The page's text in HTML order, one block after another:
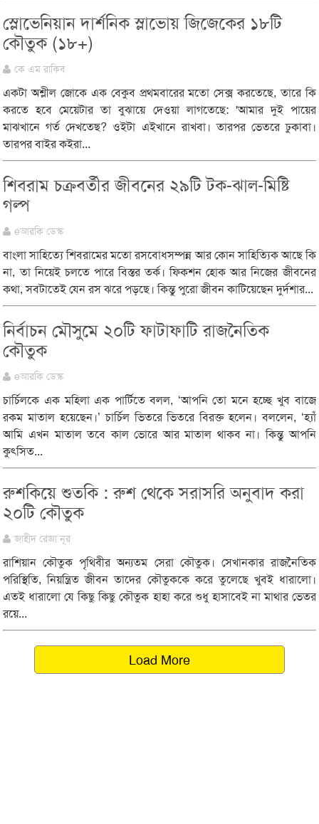
স্লোভেনিয়ান দার্শনিক স্লাভোয় জিজেকের ১৮টি
কৌতুক (১৮+)
কে এম রাকিব
একটা অশ্লীল জোকে এক বেকুব প্রথমবারের মতো সেক্স করতেছে, তারে কি
করতে হবে মেয়েটার তা বুঝায়ে দেওয়া লাগতেছে: 'আমার দুই পায়ের
মাঝখানে গর্ত দেখতেছ? ওইটা এইখানে রাখবা। তারপর ভেতরে ঢুকাবা।
তারপর বাইর কইরা...
শিবরাম চক্রবর্তীর জীবনের ২৯টি টক-ঝাল-মিষ্টি
গল্প
eআরকি ডেস্ক
বাংলা সাহিত্যে শিবরামের মতো রসবোধসম্পন্ন আর কোন সাহিত্যিক আছে কি
না, তা নিয়েই চলতে পারে বিস্তর তর্ক। ফিকশন হোক আর নিজের জীবনের
কথা, সবটাতেই যেন রস ঝরে পড়ছে। কিন্তু পুরো জীবন কাটিয়েছেন দুর্দশার...
নির্বাচন মৌসুমে ২০টি ফাটাফাটি রাজনৈতিক
কৌতুক
eআরকি ডেস্ক
চার্চিলকে এক মহিলা এক পার্টিতে বলল, ‘আপনি তো মনে হচ্ছে খুব বাজে
রকম মাতাল হয়েছেন।’ চার্চিল ভিতরে ভিতরে বিরক্ত হলেন। বললেন, ‘হ্যাঁ
আমি এখন মাতাল তবে কাল ভোরে আর মাতাল থাকব না। কিন্তু আপনি
কুৎসিত...
রুশকিয়ে শুতকি : রুশ থেকে সরাসরি অনুবাদ করা
২০টি কৌতুক
জাহীদ রেজা নূর
রাশিয়ান কৌতুক পৃথিবীর অন্যতম সেরা কৌতুক। সেখানকার রাজনৈতিক
পরিস্থিতি, নিয়ন্ত্রিত জীবন তাদের কৌতুককে করে তুলেছে খুবই ধারালো।
এতই ধারালো যে কিছু কিছু কৌতুক হাহা করে শুধু হাসাবেই না মাথার ভেতর
রয়ে...
Load More